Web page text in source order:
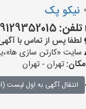
نیکو پک
تلفن:
لطفا پس از تماس با آگهی
سایت «کارتن سازی
مکان:تهران - تهران
انتقال آگهی به اول لیست